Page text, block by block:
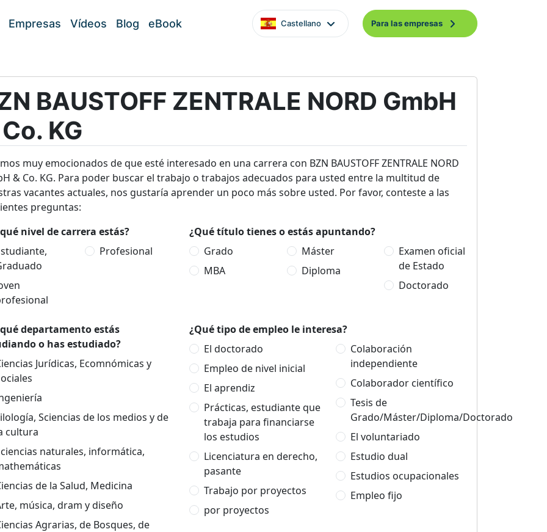
Empresas Vídeos Blog eBook Castellano Para las empresas
BAUSTOFF ZENTRALE NORD GmbH
KG
muy emocionados de que esté interesado en una carrera con BZN BAUSTOFF ZENTRALE NORD
& Co. KG. Para poder buscar el trabajo o trabajos adecuados para usted entre la multitud de
vacantes actuales, nos gustaría aprender un poco más sobre usted. Por favor, conteste a las
preguntas:
nivel de carrera estás?
Profesional
¿Qué título tienes o estás apuntando?
Grado
MBA
Máster
Diploma
Examen oficial
de Estado
Doctorado
qué departamento estás
o has estudiado?
Jurídicas, Ecomnómicas y
Sciencias de los medios y de
cultura
naturales, informática,
de la Salud, Medicina
música, dram y diseño
Agrarias, de Bosques, de
¿Qué tipo de empleo le interesa?
El doctorado
Empleo de nivel inicial
El aprendiz
Prácticas, estudiante que
trabaja para financiarse
los estudios
Licenciatura en derecho,
pasante
Trabajo por proyectos
por proyectos
Colaboración
independiente
Colaborador científico
Tesis de
Grado/Máster/Diploma/Doctorado
El voluntariado
Estudio dual
Estudios ocupacionales
Empleo fijo